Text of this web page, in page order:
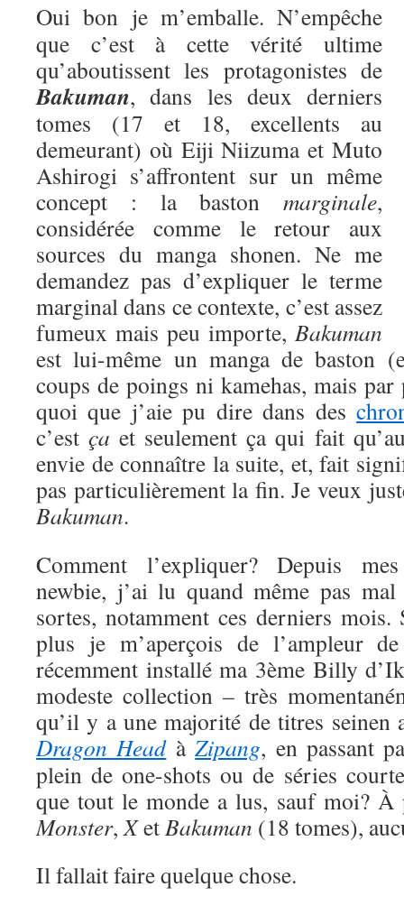
Oui bon je m’emballe. N’empêche
que c’est à cette vérité ultime
qu’aboutissent les protagonistes de
Bakuman, dans les deux derniers
tomes (17 et 18, excellents au
demeurant) où Eiji Niizuma et Muto
Ashirogi s’affrontent sur un même
concept : la baston marginale,
considérée comme le retour aux
sources du manga shonen. Ne me
demandez pas d’expliquer le terme
marginal dans ce contexte, c’est assez
fumeux mais peu importe, Bakuman
est lui-même un manga de baston
coups de poings ni kamehas, mais
quoi que j’aie pu dire dans des
c’estça et seulement ça qui fait
envie de connaître la suite, et, fait
pas particulièrement la fin. Je veux
Bakuman.
Comment l’expliquer? Depuis
newbie, j’ai lu quand même pas
sortes, notamment ces derniers
plus je m’aperçois de l’ampleur
récemment installé ma 3ème Billy
modeste collection – très
qu’il y a une majorité de titres seinen
Dragon HeadàZipang, en passant
plein de one-shots ou de séries
que tout le monde a lus, sauf moi?
Monster,XetBakuman (18 tomes),
Il fallait faire quelque chose.